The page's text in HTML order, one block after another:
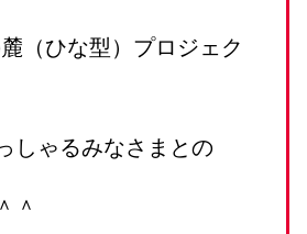
（ひな型）プロジェク
しゃるみなさまとの
＾